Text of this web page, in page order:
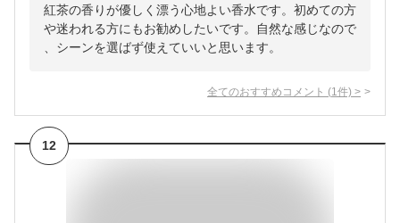
紅茶の香りが優しく漂う心地よい香水です。初めての方
や迷われる方にもお勧めしたいです。自然な感じなので
、シーンを選ばず使えていいと思います。
全てのおすすめコメント (1 件) >
12